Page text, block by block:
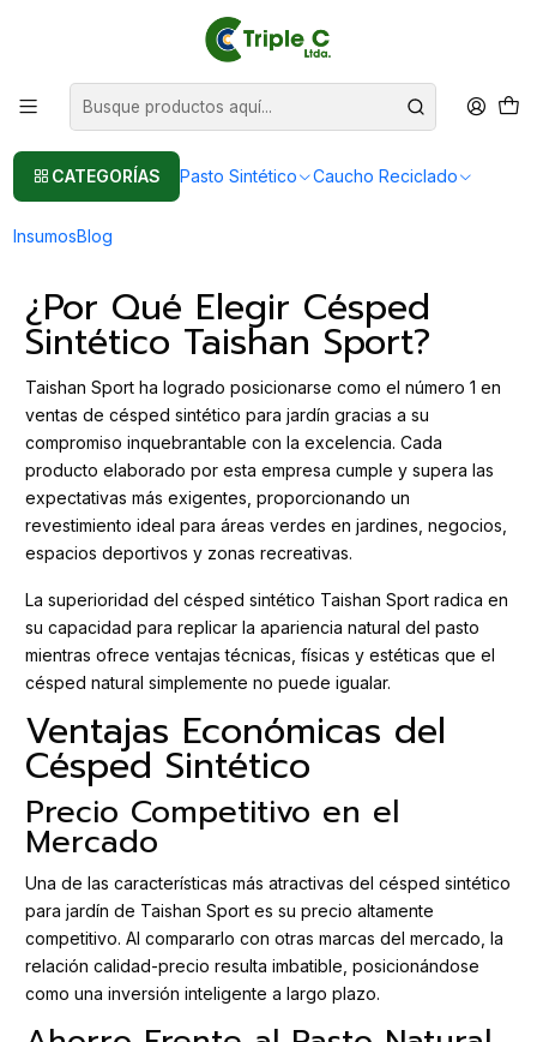
CATEGORÍAS Pasto Sintético Caucho Reciclado
InsumosBlog
Pasto sintético Para Jardín
Césped Sintético para Jardín Taishan Sport: Calidad Premium y
Durabilidad
Césped Sintético para Jardín Taishan
Sport: Calidad Premium y Durabilidad
¿Por Qué Elegir Césped
Sintético Taishan Sport?
Taishan Sport ha logrado posicionarse como el número 1 en
ventas de césped sintético para jardín gracias a su
compromiso inquebrantable con la excelencia. Cada
producto elaborado por esta empresa cumple y supera las
expectativas más exigentes, proporcionando un
revestimiento ideal para áreas verdes en jardines, negocios,
espacios deportivos y zonas recreativas.
La superioridad del césped sintético Taishan Sport radica en
su capacidad para replicar la apariencia natural del pasto
mientras ofrece ventajas técnicas, físicas y estéticas que el
césped natural simplemente no puede igualar.
Ventajas Económicas del
Césped Sintético
Precio Competitivo en el
Mercado
Una de las características más atractivas del césped sintético
para jardín de Taishan Sport es su precio altamente
competitivo. Al compararlo con otras marcas del mercado, la
relación calidad-precio resulta imbatible, posicionándose
como una inversión inteligente a largo plazo.